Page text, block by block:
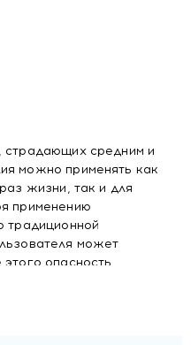
средним и
можно применять как
жизни, так и для
применению
традиционной
может
опасность
сведена к
Вместо